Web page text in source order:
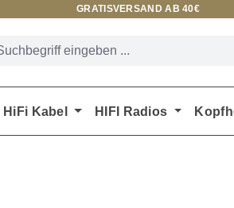
GRATISVERSAND AB 40€
HiFi Kabel HIFI Radios